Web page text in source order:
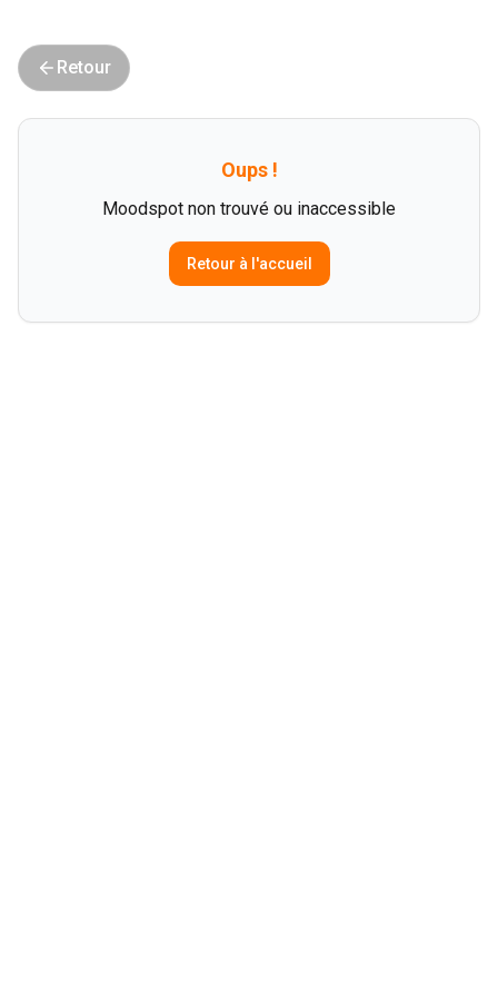
Retour
Oups !
Moodspot non trouvé ou inaccessible
Retour à l'accueil